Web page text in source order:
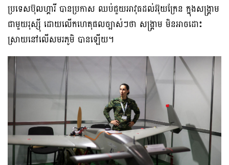
ប្រទេសប៊ុលហ្គារី បានប្រកាស ឈប់ជួយអាវុធដល់អ៊ុយក្រែន ក្នុងសង្គ្រាម
ជាមួយរុស្ស៊ី ដោយលើកហេតុផលច្បាស់ៗថា សង្គ្រាម មិនអាចដោះ
ស្រាយនៅលើសមរភូមិ បានឡើយ។